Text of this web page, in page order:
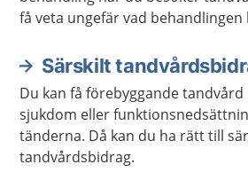
få veta ungefär vad
Särskilt
Du kan få förebyggande
sjukdom eller
tänderna. Då kan du ha rätt till
tandvårdsbidrag.